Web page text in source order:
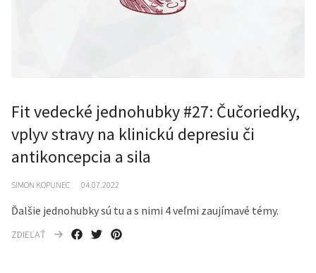
Fit vedecké jednohubky #27: Čučoriedky,
vplyv stravy na klinickú depresiu či
antikoncepcia a sila
SIMON KOPUNEC 04.07.2022
Ďalšie jednohubky sú tu a s nimi 4 veľmi zaujímavé témy.
ZDIEĽAŤ